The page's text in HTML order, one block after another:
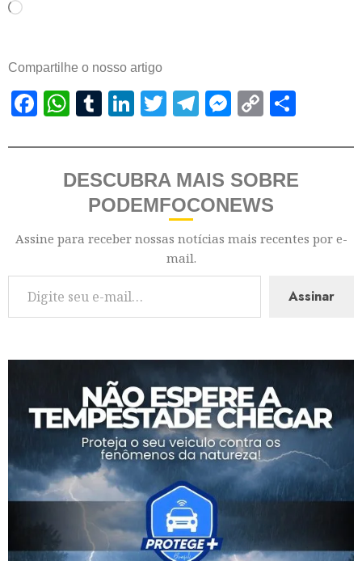
Compartilhe o nosso artigo
Facebook
WhatsApp
Tumblr
LinkedIn
Twitter
Telegram
Messenger
Copy
DESCUBRA MAIS SOBRE
PODEMFOCONEWS
Assine para receber nossas notícias mais recentes por e-
mail.
Assinar